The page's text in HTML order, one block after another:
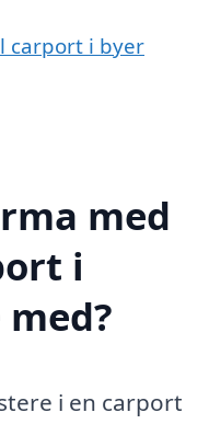
carport i byer
med
i
i en carport